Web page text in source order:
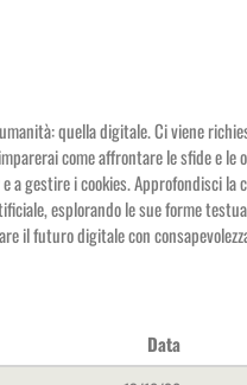
quella digitale. Ci viene
come affrontare le sfide e
gestire i cookies. Approfondisci
esplorando le sue forme
il futuro digitale con
Data